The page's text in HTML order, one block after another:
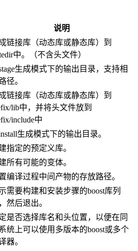
说明
链接库（动态库或静态库）到
中。（不含头文件）
生成模式下的输出目录，支持相
径。
链接库（动态库或静态库）到
lib中，并将头文件放到
include中
生成模式下的输出目录。
指定的预定义库。
所有可能的变体。
编译过程中间产物的存放路径。
需要构建和安装步骤的boost库列
然后退出。
是否选择库名和头位置，以便在同
统上可以使用多版本的boost或多个
器。